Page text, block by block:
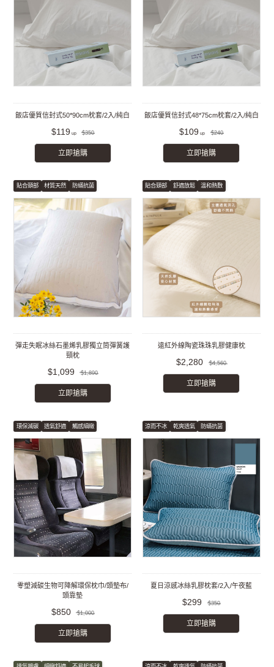
飯店優質信封式50*90cm枕套/2入/純白
$119 $350
立即搶購
飯店優質信封式48*75cm枕套/2入/純白
$109 $240
立即搶購
貼合頸部 材質天然 防蟎抗菌
彈走失眠冰絲石墨烯乳膠獨立筒彈簧護
頸枕
$1,099 $1,890
立即搶購
貼合頸部 舒適放鬆 溫和熱敷
遠紅外線陶瓷珠珠乳膠健康枕
$2,280 $4,560
立即搶購
環保減碳 透氣舒適 觸感細緻
零塑減碳生物可降解環保枕巾/頭墊布/
頭靠墊
$850 $1,000
立即搶購
涼而不冰 乾爽透氣 防蟎抗菌
夏日涼感冰絲乳膠枕套/2入/午夜藍
$299 $350
立即搶購